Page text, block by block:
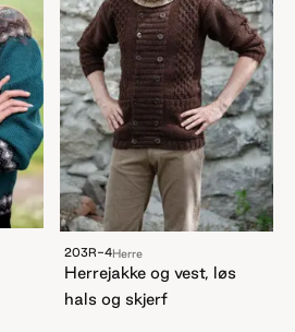
203R-4Herre
Herrejakke og vest, løs
hals og skjerf